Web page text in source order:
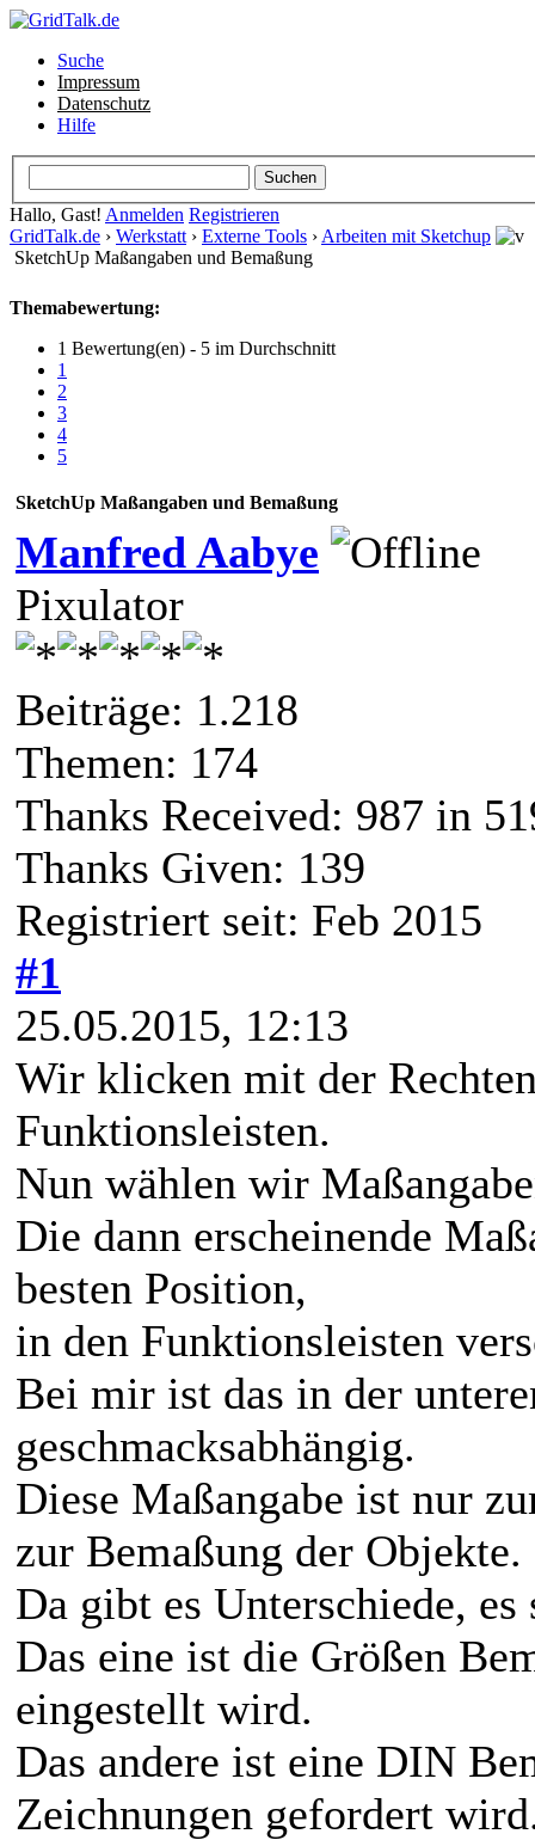
Suche
Impressum
Datenschutz
Hilfe
Hallo, Gast! Anmelden Registrieren
GridTalk.de › Werkstatt › Externe Tools › Arbeiten mit Sketchup
SketchUp Maßangaben und Bemaßung
Themabewertung:
1 Bewertung(en) - 5 im Durchschnitt
1
2
3
4
5
SketchUp Maßangaben und Bemaßung
Manfred Aabye
Pixulator
Beiträge: 1.218
Themen: 174
Thanks Received: 987 in
Thanks Given: 139
Registriert seit: Feb 2015
#1
25.05.2015, 12:13
Wir klicken mit der
Funktionsleisten.
Nun wählen wir
Die dann erscheinende
besten Position,
in den Funktionsleisten
Bei mir ist das in der
geschmacksabhängig.
Diese Maßangabe ist nur
zur Bemaßung der Objekte.
Da gibt es Unterschiede,
Das eine ist die Größen
eingestellt wird.
Das andere ist eine DIN
Zeichnungen gefordert